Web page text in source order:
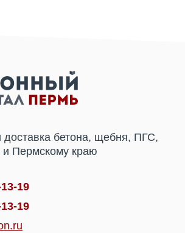
доставка бетона, щебня, ПГС,
Пермскому краю
19
19